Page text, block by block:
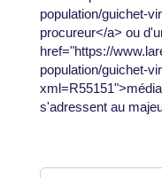
population/guichet-
procureur</a> ou
href="https://
population/guichet-
s'adressent au